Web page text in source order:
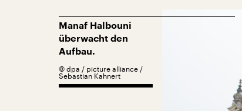
Manaf Halbouni
überwacht den
Aufbau.
© dpa / picture alliance /
Sebastian Kahnert